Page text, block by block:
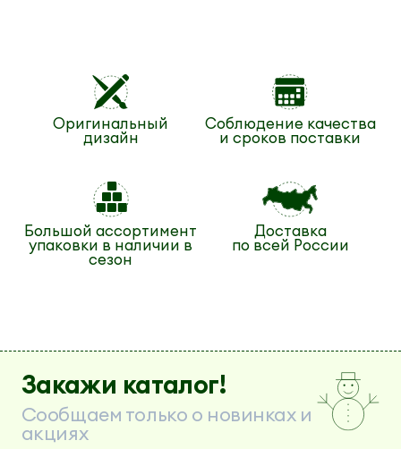
Оригинальный
дизайн
Соблюдение качества
и сроков поставки
Большой ассортимент
упаковки в наличии в
сезон
Доставка
по всей России
Закажи каталог!
Сообщаем только о новинках и
акциях